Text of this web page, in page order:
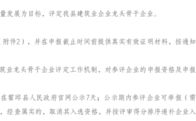
发展为目标，评定我县建筑业企业龙头骨干企业。
件2），并在申报截止时间前提供真实有效证明材料，按通知
业龙头骨干企业评定工作机制，对参评企业的申报资格及申报
霍邱县人民政府官网公示7天；公示期内参评企业可举报（需
经查属实的，取消其入选资格，并按评审得分排序递补企业入